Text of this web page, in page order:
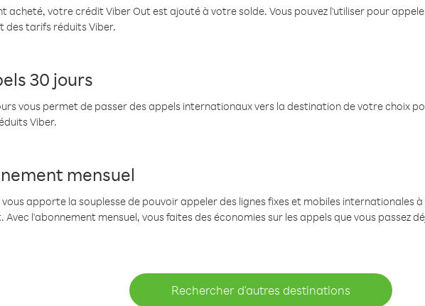
acheté, votre crédit Viber Out est ajouté à votre solde. Vous pouvez l'utiliser pour
des tarifs réduits Viber.
30 jours
vous permet de passer des appels internationaux vers la destination de votre choix
Viber.
mensuel
apporte la souplesse de pouvoir appeler des lignes fixes et mobiles internationales
l'abonnement mensuel, vous faites des économies sur les appels que vous passez
Rechercher d'autres destinations